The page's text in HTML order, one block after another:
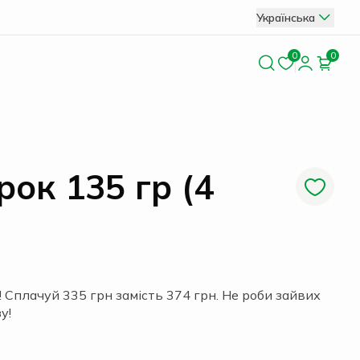
Українська
0 0
135 гр (4
335 грн замість 374 грн. Не роби зайвих